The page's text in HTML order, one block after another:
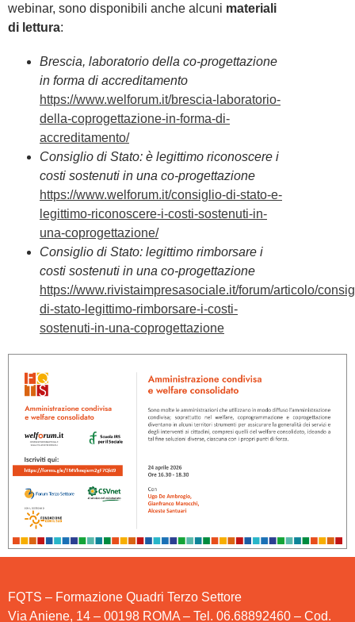
webinar, sono disponibili anche alcuni materiali
di lettura:
Brescia, laboratorio della co-progettazione
in forma di accreditamento
https://www.welforum.it/brescia-laboratorio-
della-coprogettazione-in-forma-di-
accreditamento/
Consiglio di Stato: è legittimo riconoscere i
costi sostenuti in una co-progettazione
https://www.welforum.it/consiglio-di-stato-e-
legittimo-riconoscere-i-costi-sostenuti-in-
una-coprogettazione/
Consiglio di Stato: legittimo rimborsare i
costi sostenuti in una co-progettazione
https://www.rivistaimpresasociale.it/forum/articolo/
di-stato-legittimo-rimborsare-i-costi-
sostenuti-in-una-coprogettazione
FQTS – Formazione Quadri Terzo Settore
Via Aniene, 14 – 00198 ROMA – Tel. 06.68892460 – Cod.